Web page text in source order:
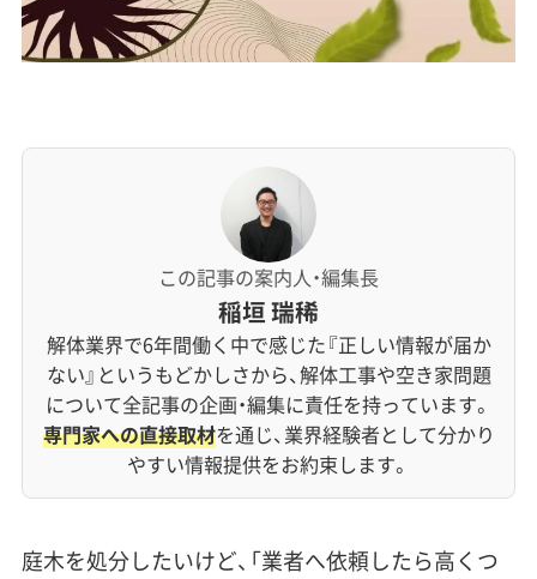
この記事の案内人・編集長
稲垣 瑞稀
解体業界で6年間働く中で感じた『正しい情報が届か
ない』というもどかしさから、解体工事や空き家問題
について全記事の企画・編集に責任を持っています。
専門家への直接取材を通じ、業界経験者として分かり
やすい情報提供をお約束します。
庭木を処分したいけど、「業者へ依頼したら高くつ